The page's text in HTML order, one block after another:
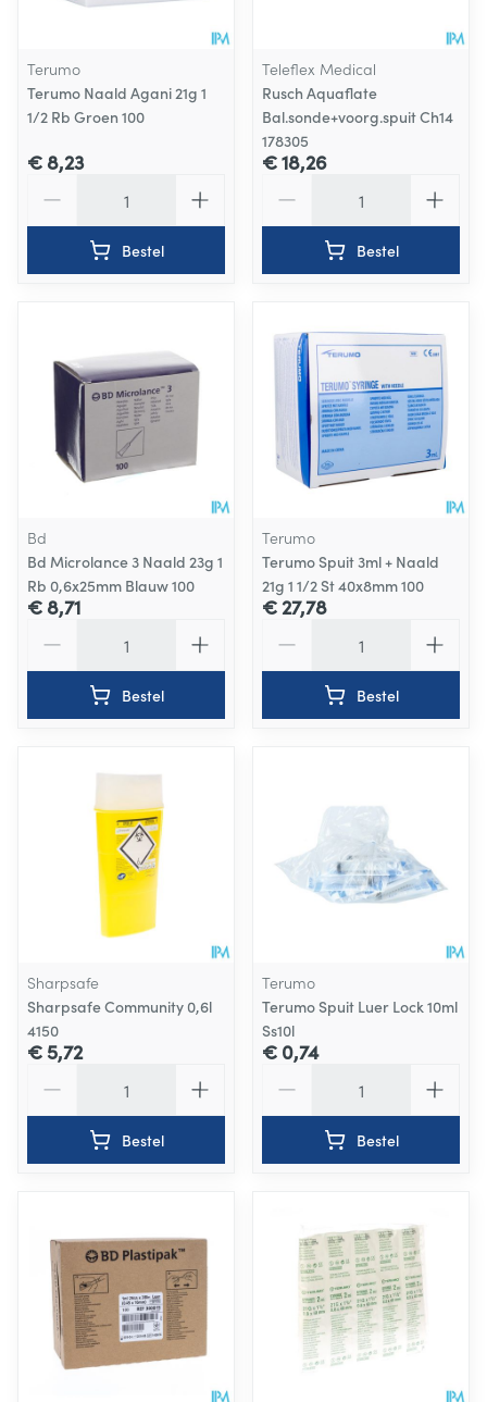
Terumo
Terumo Naald Agani 21g 1
1/2 Rb Groen 100
€ 8,23
Bestel
Teleflex Medical
Rusch Aquaflate
Bal.sonde+voorg.spuit Ch14
178305
€ 18,26
Bestel
Bd
Bd Microlance 3 Naald 23g 1
Rb 0,6x25mm Blauw 100
€ 8,71
Bestel
Terumo
Terumo Spuit 3ml + Naald
21g 1 1/2 St 40x8mm 100
€ 27,78
Bestel
Sharpsafe
Sharpsafe Community 0,6l
4150
€ 5,72
Bestel
Terumo
Terumo Spuit Luer Lock 10ml
Ss10l
€ 0,74
Bestel